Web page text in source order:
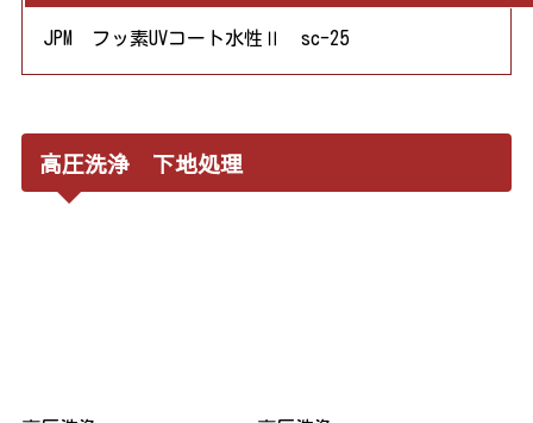
JPM フッ素UVコート水性Ⅱ sc-25
高圧洗浄 下地処理